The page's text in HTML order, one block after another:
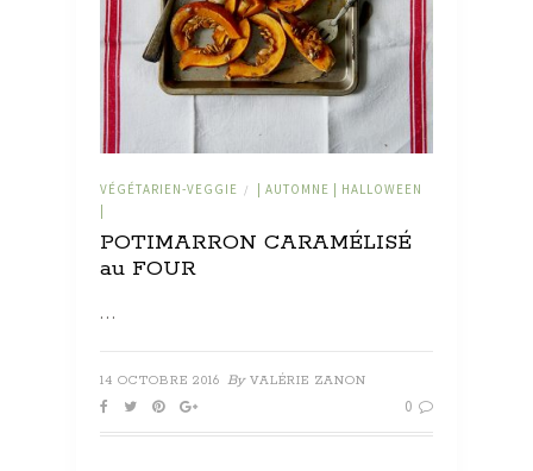
VÉGÉTARIEN-VEGGIE /
| AUTOMNE | HALLOWEEN
POTIMARRON CARAMÉLISÉ
au FOUR
…
14 OCTOBRE 2016 By VALÉRIE ZANON
0